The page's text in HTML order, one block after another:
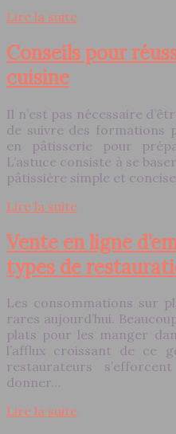
Lire la suite
Conseils pour
cuisine
Il n’est pas nécessaire
de suivre des formations
en pâtisserie pour
L’astuce consiste à se
pâtissière simple et
Lire la suite
Vente en ligne
types de
Les consommations sur
rares aujourd’hui.
plats pour les manger
l’afflux croissant de ce
restaurateurs
donner…
Lire la suite